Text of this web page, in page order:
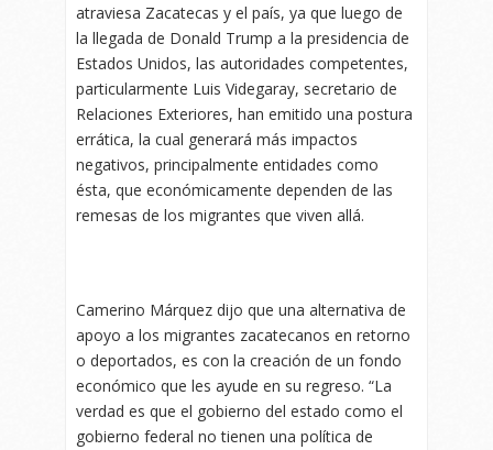
atraviesa Zacatecas y el país, ya que luego de
la llegada de Donald Trump a la presidencia de
Estados Unidos, las autoridades competentes,
particularmente Luis Videgaray, secretario de
Relaciones Exteriores, han emitido una postura
errática, la cual generará más impactos
negativos, principalmente entidades como
ésta, que económicamente dependen de las
remesas de los migrantes que viven allá.
Camerino Márquez dijo que una alternativa de
apoyo a los migrantes zacatecanos en retorno
o deportados, es con la creación de un fondo
económico que les ayude en su regreso. “La
verdad es que el gobierno del estado como el
gobierno federal no tienen una política de